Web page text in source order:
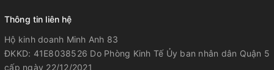
Thông tin liên hệ
Hộ kinh doanh Minh Anh 83
ĐKKD: 41E8038526 Do Phòng Kinh Tế Ủy ban nhân dân Quận 5
cấp ngày 22/12/2021